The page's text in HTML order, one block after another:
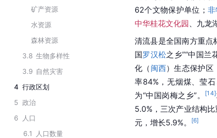
矿产资源
水资源
森林资源
3.8 生物多样性
3.9 自然灾害
4 行政区划
5 政治
6
人口
6.1
人口数量
62个文物保护单位；
中华桂花文化园 、九
清流县是全国南方重点
国罗汉松之乡”“中国兰
化（ 闽西）生态保护区
率84%，无烟煤、莹
为“中国岗梅之乡”。
[14]
5.0%，三次产业结构
元，增长5.9%。
[6]